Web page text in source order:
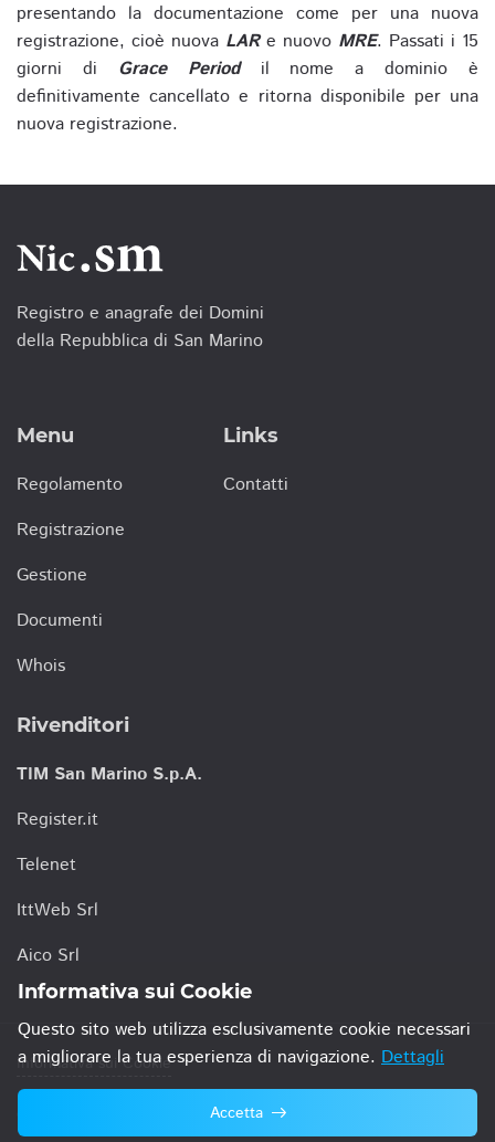
presentando la documentazione come per una nuova
registrazione, cioè nuova LARe nuovo MRE. Passati i 15
giorni di Grace Periodil nome a dominio è
definitivamente cancellato e ritorna disponibile per una
nuova registrazione.
Registro e anagrafe dei Domini
della Repubblica di San Marino
Menu
Regolamento
Registrazione
Gestione
Documenti
Whois
Links
Contatti
Rivenditori
TIM San Marino S.p.A.
Register.it
Telenet
IttWeb Srl
Aico Srl
Informativa sui Cookie
© 2021 TIM San Marino S.p.A.
Informativa sui Cookie
Questo sito web utilizza esclusivamente cookie necessari
a migliorare la tua esperienza di navigazione. Dettagli
Accetta